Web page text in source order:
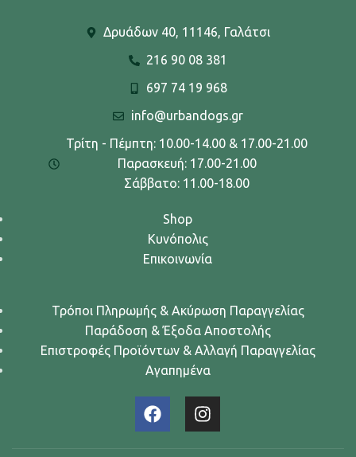
Δρυάδων 40, 11146, Γαλάτσι
216 90 08 381
697 74 19 968
info@urbandogs.gr
Τρίτη - Πέμπτη: 10.00-14.00 & 17.00-21.00
Παρασκευή: 17.00-21.00
Σάββατο: 11.00-18.00
Shop
Κυνόπολις
Επικοινωνία
Τρόποι Πληρωμής & Ακύρωση Παραγγελίας
Παράδοση & Έξοδα Αποστολής
Επιστροφές Προϊόντων & Αλλαγή Παραγγελίας
Αγαπημένα